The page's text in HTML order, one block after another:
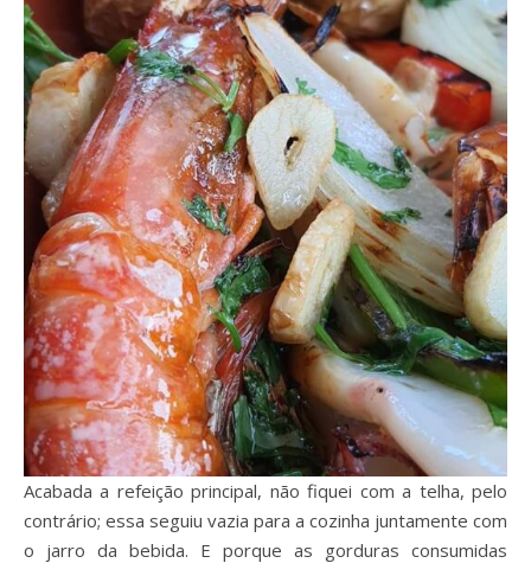
Acabada a refeição principal, não fiquei com a telha, pelo
contrário; essa seguiu vazia para a cozinha juntamente com
o jarro da bebida. E porque as gorduras consumidas